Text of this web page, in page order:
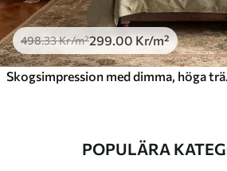
498.33Kr/m²299.00 Kr/m²
POPULÄRA